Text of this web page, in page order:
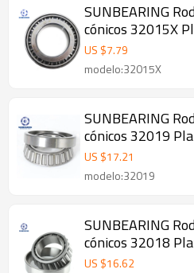
SUNBEARING
cónicos 32015X
Acero al cromo
US $7.79
modelo:32015X
SUNBEARING
cónicos 32019
Acero al cromo
US $17.21
modelo:32019
SUNBEARING
cónicos 32018
Acero al cromo
US $16.62